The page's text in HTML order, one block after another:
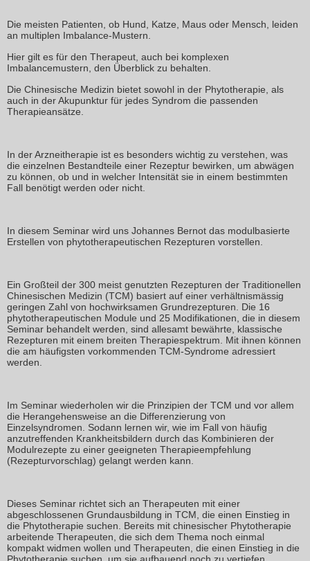
Die meisten Patienten, ob Hund, Katze, Maus oder Mensch, leiden
an multiplen Imbalance-Mustern.
Hier gilt es für den Therapeut, auch bei komplexen
Imbalancemustern, den Überblick zu behalten.
Die Chinesische Medizin bietet sowohl in der Phytotherapie, als
auch in der Akupunktur für jedes Syndrom die passenden
Therapieansätze.
In der Arzneitherapie ist es besonders wichtig zu verstehen, was
die einzelnen Bestandteile einer Rezeptur bewirken, um abwägen
zu können, ob und in welcher Intensität sie in einem bestimmten
Fall benötigt werden oder nicht.
In diesem Seminar wird uns Johannes Bernot das modulbasierte
Erstellen von phytotherapeutischen Rezepturen vorstellen.
Ein Großteil der 300 meist genutzten Rezepturen der Traditionellen
Chinesischen Medizin (TCM) basiert auf einer verhältnismässig
geringen Zahl von hochwirksamen Grundrezepturen. Die 16
phytotherapeutischen Module und 25 Modifikationen, die in diesem
Seminar behandelt werden, sind allesamt bewährte, klassische
Rezepturen mit einem breiten Therapiespektrum. Mit ihnen können
die am häufigsten vorkommenden TCM-Syndrome adressiert
werden.
Im Seminar wiederholen wir die Prinzipien der TCM und vor allem
die Herangehensweise an die Differenzierung von
Einzelsyndromen. Sodann lernen wir, wie im Fall von häufig
anzutreffenden Krankheitsbildern durch das Kombinieren der
Modulrezepte zu einer geeigneten Therapieempfehlung
(Rezepturvorschlag) gelangt werden kann.
Dieses Seminar richtet sich an Therapeuten mit einer
abgeschlossenen Grundausbildung in TCM, die einen Einstieg in
die Phytotherapie suchen. Bereits mit chinesischer Phytotherapie
arbeitende Therapeuten, die sich dem Thema noch einmal
kompakt widmen wollen und Therapeuten, die einen Einstieg in die